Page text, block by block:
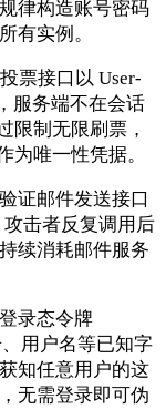
律构造账号密码
有实例。
票接口以 User-
服务端不在会话
限制无限刷票，
为唯一性凭据。
证邮件发送接口
击者反复调用后
续消耗邮件服务
录态令牌
、用户名等已知字
知任意用户的这
无需登录即可伪